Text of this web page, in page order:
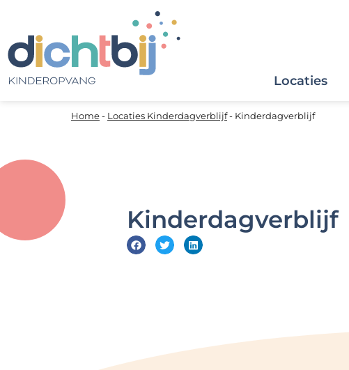
Locaties
Home- Locaties Kinderdagverblijf- Kinderdagverblijf
Kinderdagverblijf